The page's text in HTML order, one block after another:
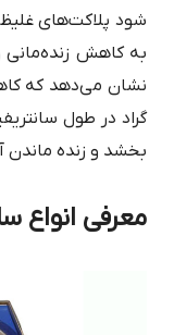
شود پلاکت‌های غلیظ
به کاهش زنده‌مانی
گراد در طول
بخشد و زنده ماندن
معرفی انواع